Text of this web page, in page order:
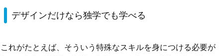
デザインだけなら独学でも学べる
これがたとえば、そういう特殊なスキルを身につける必要が